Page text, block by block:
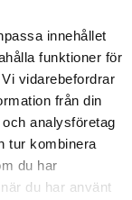
innehållet
funktioner för
vidarebefordrar
från din
analysföretag
tur kombinera
du har
du har använt
Add to
wishlist